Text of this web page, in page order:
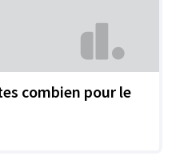
combien pour le